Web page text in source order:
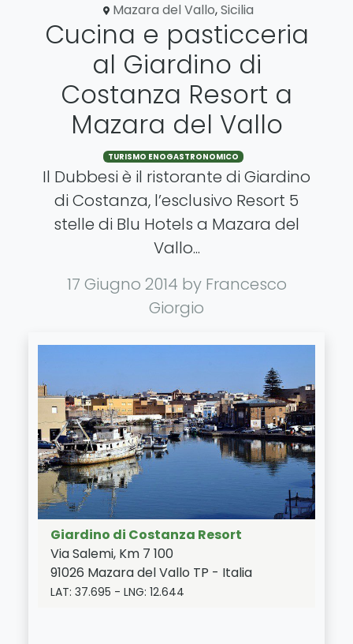
Mazara del Vallo,Sicilia
Cucina e pasticceria
al Giardino di
Costanza Resort a
Mazara del Vallo
TURISMO ENOGASTRONOMICO
Il Dubbesi è il ristorante di Giardino
di Costanza, l’esclusivo Resort 5
stelle di Blu Hotels a Mazara del
Vallo...
17 Giugno 2014 by Francesco
Giorgio
Giardino di Costanza Resort
Via Salemi, Km 7 100
91026 Mazara del Vallo TP - Italia
LAT: 37.695 - LNG: 12.644